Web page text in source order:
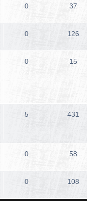
0 37
0 126
0 15
5 431
0 58
0 108